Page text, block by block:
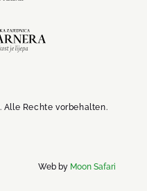
Alle Rechte vorbehalten.
Web by Moon Safari